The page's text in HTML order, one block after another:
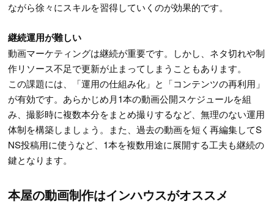
ながら徐々にスキルを習得していくのが効果的です。
継続運用が難しい
動画マーケティングは継続が重要です。しかし、ネタ切れや制
作リソース不足で更新が止まってしまうこともあります。
この課題には、「運用の仕組み化」と「コンテンツの再利用」
が有効です。あらかじめ月1本の動画公開スケジュールを組
み、撮影時に複数本分をまとめ撮りするなど、無理のない運用
体制を構築しましょう。また、過去の動画を短く再編集してS
NS投稿用に使うなど、1本を複数用途に展開する工夫も継続の
鍵となります。
本屋の動画制作はインハウスがオススメ